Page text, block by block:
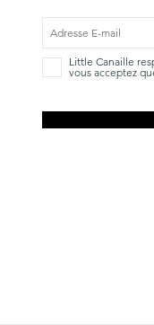
Little Canaille
vous acceptez